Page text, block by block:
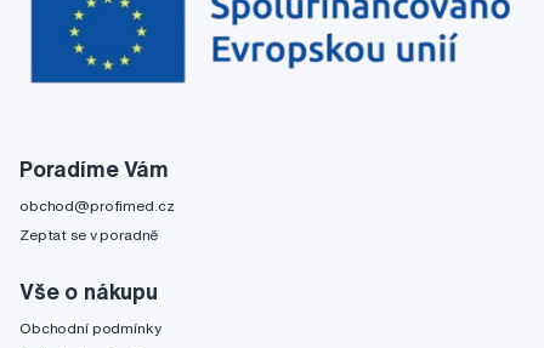
Poradíme Vám
obchod@profimed.cz
Zeptat se v poradně
Vše o nákupu
Obchodní podmínky